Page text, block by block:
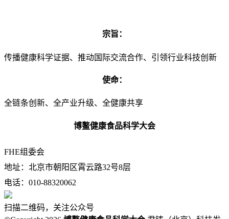
宗旨：
传播健康科学证据、推动国际交流合作、引领行业科技创新
使命：
全链条创新、全产业升级、全健康共享
博鳌健康食品科学大会
FHE组委会
地址：北京市朝阳区霄云路32号8层
电话：010-88320062
扫描二维码，关注公众号